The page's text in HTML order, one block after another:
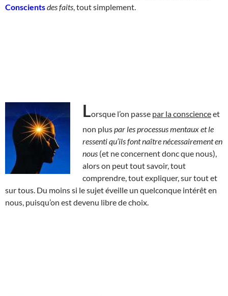
Conscientsdes faits , tout simplement.
Lorsque l’on passe par la conscienceet
non pluspar les processus mentaux et le
ressenti qu’ils font naître nécessairement en
nous (et ne concernent donc que nous),
alors on peut tout savoir, tout
comprendre, tout expliquer, sur tout et
sur tous. Du moins si le sujet éveille un quelconque intérêt en
nous, puisqu’on est devenu libre de choix.